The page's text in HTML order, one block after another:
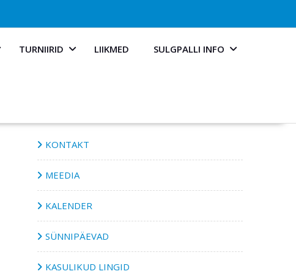
TURNIIRID LIIKMED SULGPALLI INFO
KONTAKT
MEEDIA
KALENDER
SÜNNIPÄEVAD
KASULIKUD LINGID